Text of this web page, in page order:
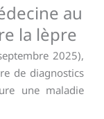
au
la lèpre
2025),
de diagnostics
une maladie